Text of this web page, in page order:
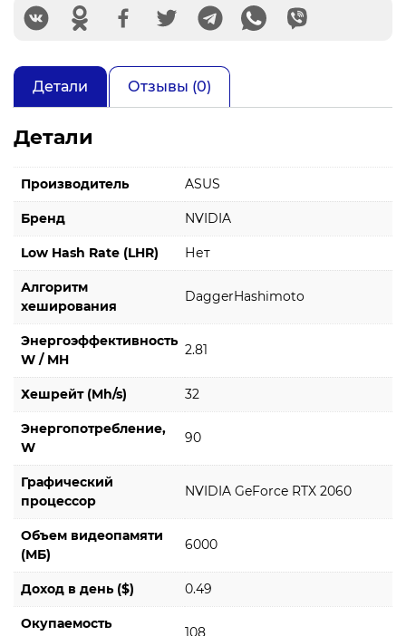
Детали Отзывы (0)
Детали
Производитель ASUS
Бренд NVIDIA
Low Hash Rate (LHR) Нет
Алгоритм
хеширования
DaggerHashimoto
Энергоэффективность
W / MH
2.81
Хешрейт (Mh/s) 32
Энергопотребление,
W
90
Графический
процессор
NVIDIA GeForce RTX 2060
Объем видеопамяти
(МБ)
6000
Доход в день ($) 0.49
Окупаемость
108